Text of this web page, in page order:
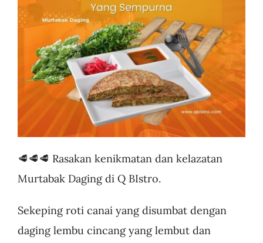
Business
🥩🥩🥩 Rasakan kenikmatan dan kelazatan
Murtabak Daging di Q BIstro.
Sekeping roti canai yang disumbat dengan
daging lembu cincang yang lembut dan